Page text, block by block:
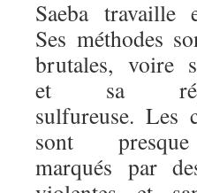
Saeba travaille
Ses méthodes
brutales, voire
et sa
sulfureuse. Les
sont
marqués par